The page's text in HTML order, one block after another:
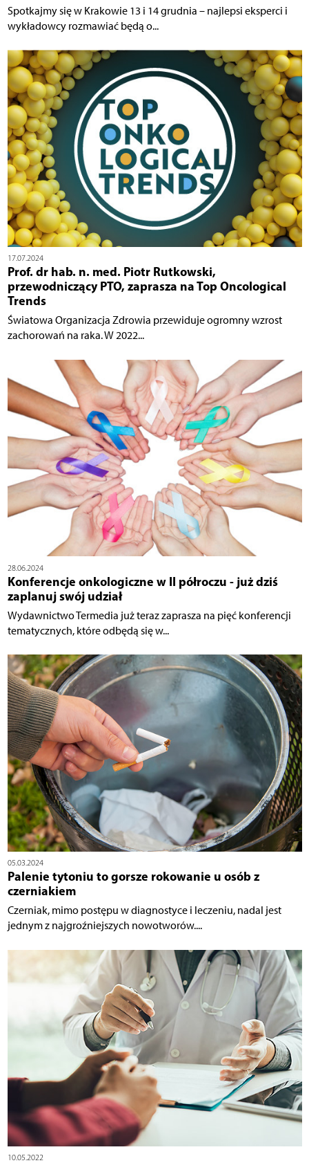
Spotkajmy się w Krakowie 13 i 14 grudnia – najlepsi eksperci i
wykładowcy rozmawiać będą o...
17.07.2024
Prof. dr hab. n. med. Piotr Rutkowski,
przewodniczący PTO, zaprasza na Top Oncological
Trends
Światowa Organizacja Zdrowia przewiduje ogromny wzrost
zachorowań na raka. W 2022...
28.06.2024
Konferencje onkologiczne w II półroczu - już dziś
zaplanuj swój udział
Wydawnictwo Termedia już teraz zaprasza na pięć konferencji
tematycznych, które odbędą się w...
05.03.2024
Palenie tytoniu to gorsze rokowanie u osób z
czerniakiem
Czerniak, mimo postępu w diagnostyce i leczeniu, nadal jest
jednym z najgroźniejszych nowotworów....
10.05.2022